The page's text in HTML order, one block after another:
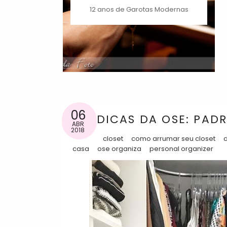
12 anos de Garotas Modernas
06
ABR
2018
DICAS DA OSE:
closet como arrumar seu closet
casa
ose organiza personal organizer